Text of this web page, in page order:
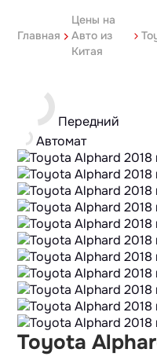
Главная
Цены на
Авто из
Китая
Передний
Автомат
Toyota